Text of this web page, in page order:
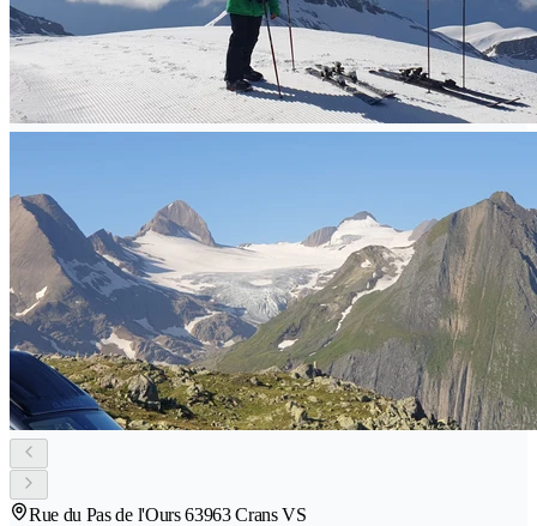
Rue du Pas de l'Ours 63963 Crans VS